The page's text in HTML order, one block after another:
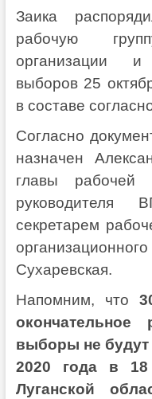
Заика
рабочую
организации
выборов 25
в составе
Согласно
назначен
главы рабочей
руководителя
секретарем
Сухаревская.
Напомним, что
выборы не будут
2020 года в
Луганской